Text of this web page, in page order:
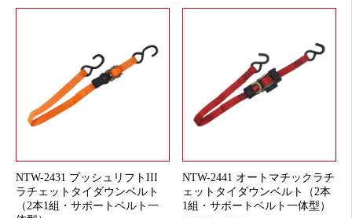
NTW-2431 プッシュリフトIII
ラチェットタイダウンベルト
（2本1組・サポートベルト一
NTW-2441 オートマチックラチ
ェットタイダウンベルト（2本
1組・サポートベルト一体型）